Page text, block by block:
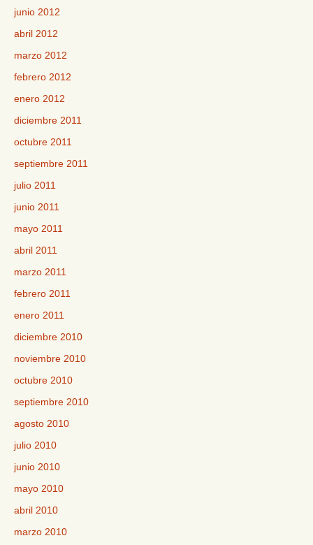
junio 2012
abril 2012
marzo 2012
febrero 2012
enero 2012
diciembre 2011
octubre 2011
septiembre 2011
julio 2011
junio 2011
mayo 2011
abril 2011
marzo 2011
febrero 2011
enero 2011
diciembre 2010
noviembre 2010
octubre 2010
septiembre 2010
agosto 2010
julio 2010
junio 2010
mayo 2010
abril 2010
marzo 2010